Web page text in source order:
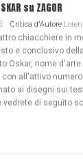
su ZAGOR
Critica d'Autore
chiacchiere in
e conclusivo
Oskar, nome
con all'attivo
ai disegni sui
vedrete di seguito